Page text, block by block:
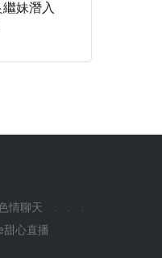
妹潛入
情聊天
甜心直播